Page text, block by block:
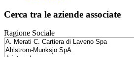
Cerca tra le aziende associate
Ragione Sociale